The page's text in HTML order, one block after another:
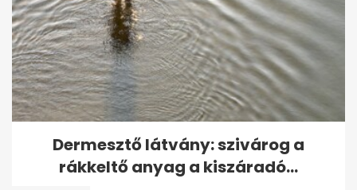
Tömegbunyó alakult ki a
francia-argentin meccs után
a focisták...
Dermesztő látvány: szivárog a
rákkeltő anyag a kiszáradó...